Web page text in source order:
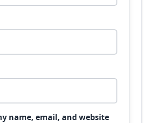
name, email, and website